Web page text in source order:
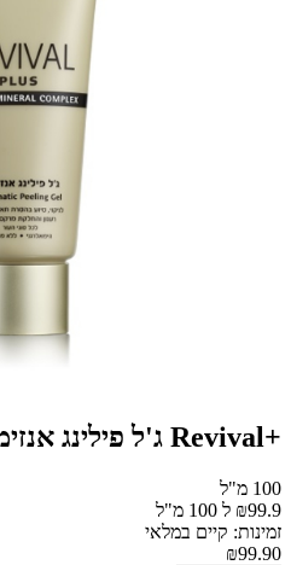
+Revival ג'ל פילינג אנזימטי
100 מ"ל
₪99.9 ל 100 מ"ל
זמינות: קיים במלאי
₪99.90